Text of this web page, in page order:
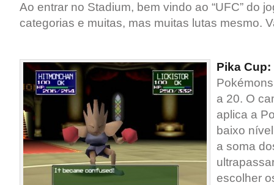
Ao entrar no Stadium, bem vindo ao “UFC” do
categorias e muitas, mas muitas lutas mesmo.
Pika Cup:
a 20. O
aplica a
baixo
a soma
escolher